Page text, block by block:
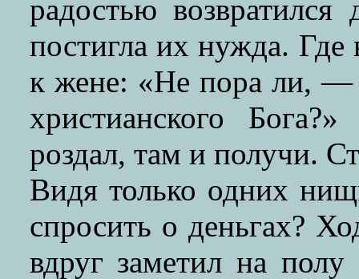
радостью
постигла их нужда. Где
к жене: «Не пора ли, —
христианского
роздал, там и получи.
Видя только одних
спросить о деньгах?
вдруг заметил на